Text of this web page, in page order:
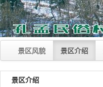
景区风貌 景区介绍
景区介绍